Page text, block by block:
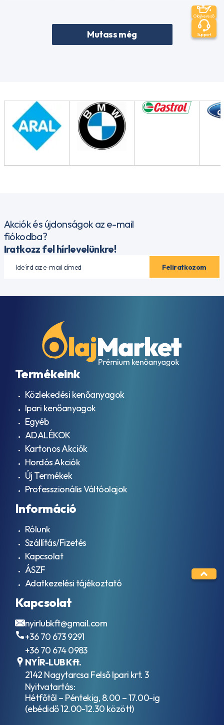
Mutass még
Akciók és újdonságok az e-mail
fiókodba?
Iratkozz fel hírlevelünkre!
Termékeink
Közlekedési kenőanyagok
Ipari kenőanyagok
Egyéb
ADALÉKOK
Kartonos Akciók
Hordós Akciók
Új Termékek
Professzionális Váltóolajok
Információ
Rólunk
Szállítás/Fizetés
Kapcsolat
ÁSZF
Adatkezelési tájékoztató
Kapcsolat
nyirlubkft@gmail.com
+36 70 673 9291
+36 70 674 0983
NYÍR-LUB Kft.
2142 Nagytarcsa Felső Ipari krt. 3
Nyitvatartás:
Hétfőtől – Péntekig, 8.00 – 17.00-ig
(ebédidő 12.00-12.30 között)
Olajkereső
Support